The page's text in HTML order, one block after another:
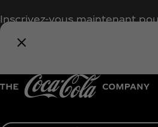
Inscrivez-vous maintenant
tout l'univers Coca‑Cola !